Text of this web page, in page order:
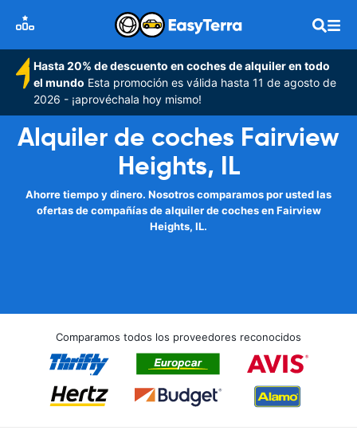
Hasta 20% de descuento en coches de alquiler en todo
el mundo Esta promoción es válida hasta 11 de agosto de
2026 - ¡aprovéchala hoy mismo!
Alquiler de coches Fairview
Heights, IL
Ahorre tiempo y dinero. Nosotros comparamos por usted las
ofertas de compañías de alquiler de coches en Fairview
Heights, IL.
Comparamos todos los proveedores reconocidos